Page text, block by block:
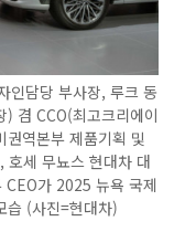
인담당 부사장, 루크 동
겸 CCO(최고크리에이
권역본부 제품기획 및
세 무뇨스 현대차 대
CEO가 2025 뉴욕 국제
습 (사진=현대차)